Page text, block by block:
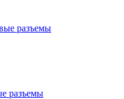
разъемы
разъемы